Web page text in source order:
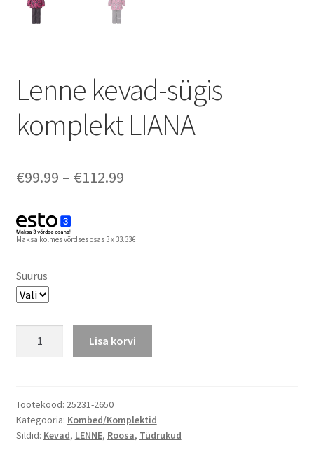
Lenne kevad-sügis
komplekt LIANA
€99.99 – €112.99Hinnavahemik:
Maksa kolmes võrdses osas 3 x 33.33€
Suurus
LIANA
kogus
Lisa korvi
Tootekood: 25231-2650
Kategooria: Kombed/Komplektid
Sildid: Kevad, LENNE, Roosa, Tüdrukud